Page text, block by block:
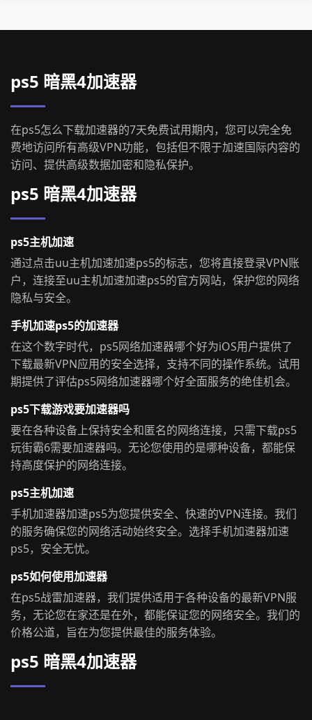
ps5 暗黑4加速器
在ps5怎么下载加速器的7天免费试用期内，您可以完全免
费地访问所有高级VPN功能，包括但不限于加速国际内容的
访问、提供高级数据加密和隐私保护。
ps5 暗黑4加速器
ps5主机加速
通过点击uu主机加速加速ps5的标志，您将直接登录VPN账
户，连接至uu主机加速加速ps5的官方网站，保护您的网络
隐私与安全。
手机加速ps5的加速器
在这个数字时代，ps5网络加速器哪个好为iOS用户提供了
下载最新VPN应用的安全选择，支持不同的操作系统。试用
期提供了评估ps5网络加速器哪个好全面服务的绝佳机会。
ps5下载游戏要加速器吗
要在各种设备上保持安全和匿名的网络连接，只需下载ps5
玩街霸6需要加速器吗。无论您使用的是哪种设备，都能保
持高度保护的网络连接。
ps5主机加速
手机加速器加速ps5为您提供安全、快速的VPN连接。我们
的服务确保您的网络活动始终安全。选择手机加速器加速
ps5，安全无忧。
ps5如何使用加速器
在ps5战雷加速器，我们提供适用于各种设备的最新VPN服
务，无论您在家还是在外，都能保证您的网络安全。我们的
价格公道，旨在为您提供最佳的服务体验。
ps5 暗黑4加速器